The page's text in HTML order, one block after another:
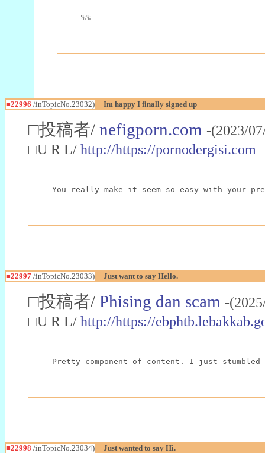
%%
■22996 /inTopicNo.23032) Im happy I finally signed up
□投稿者/ nefigporn.com -(2023/
□U R L/ http://https://pornodergisi.com
You really make it seem so easy with your
■22997 /inTopicNo.23033) Just want to say Hello.
□投稿者/ Phising dan scam -
□U R L/ http://https://
Pretty component of content. I just
■22998 /inTopicNo.23034) Just wanted to say Hi.